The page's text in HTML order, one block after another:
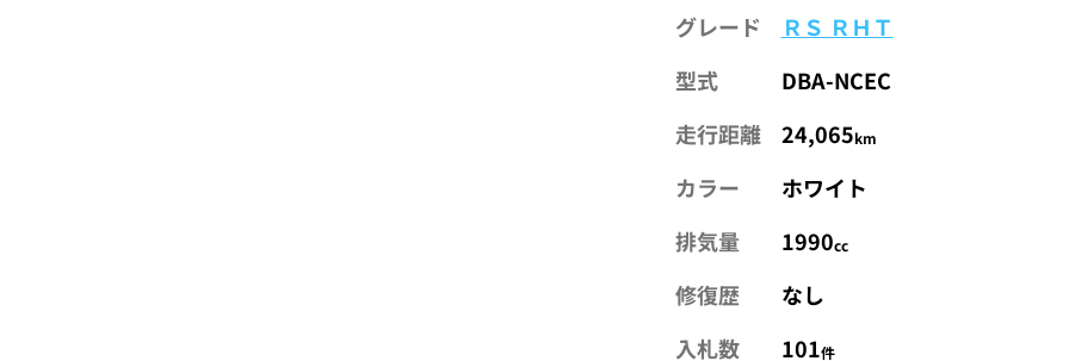
グレード
ＲＳ ＲＨＴ
型式
DBA-NCEC
走行距離
24,065km
カラー
ホワイト
排気量
1990cc
修復歴
なし
入札数
101件